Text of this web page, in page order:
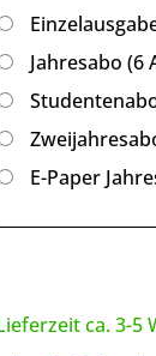
Jahresabo (6
E-Paper
ca. 3-5